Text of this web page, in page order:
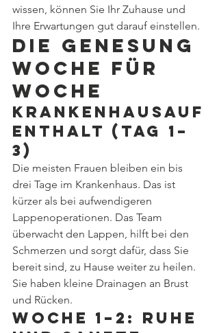
wissen, können Sie Ihr Zuhause und
Ihre Erwartungen gut darauf einstellen.
Die Genesung
Woche für
Woche
Krankenhausauf
enthalt (Tag 1–
3)
Die meisten Frauen bleiben ein bis
drei Tage im Krankenhaus. Das ist
kürzer als bei aufwendigeren
Lappenoperationen. Das Team
überwacht den Lappen, hilft bei den
Schmerzen und sorgt dafür, dass Sie
bereit sind, zu Hause weiter zu heilen.
Sie haben kleine Drainagen an Brust
und Rücken.
Woche 1–2: Ruhe